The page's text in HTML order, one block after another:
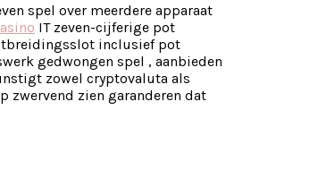
spel over meerdere apparaat
IT zeven-cijferige pot
inclusief pot
gedwongen spel , aanbieden
zowel cryptovaluta als
zwervend zien garanderen dat